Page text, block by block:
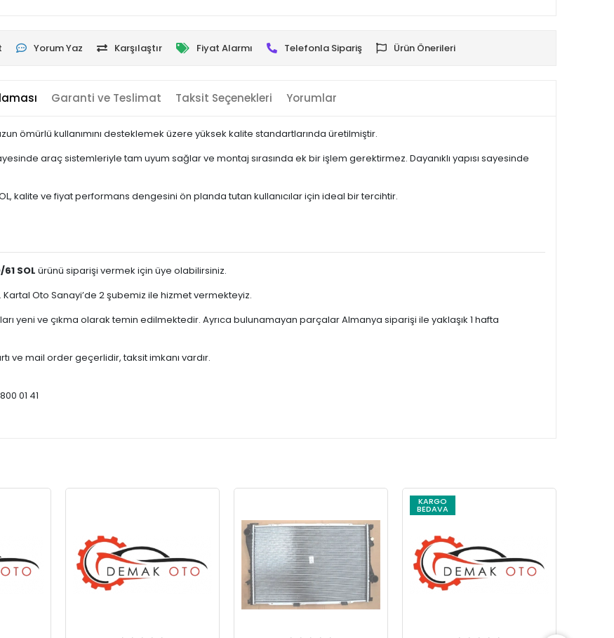
Yorum Yaz Karşılaştır Fiyat Alarmı Telefonla Sipariş Ürün Önerileri
Garanti ve Teslimat Taksit Seçenekleri Yorumlar
ömürlü kullanımını desteklemek üzere yüksek kalite standartlarında üretilmiştir.
araç sistemleriyle tam uyum sağlar ve montaj sırasında ek bir işlem gerektirmez. Dayanıklı yapısı sayesinde
kalite ve fiyat performans dengesini ön planda tutan kullanıcılar için ideal bir tercihtir.
SOL ürünü siparişi vermek için üye olabilirsiniz.
Oto Sanayi’de 2 şubemiz ile hizmet vermekteyiz.
yeni ve çıkma olarak temin edilmektedir. Ayrıca bulunamayan parçalar Almanya siparişi ile yaklaşık 1 hafta
ve mail order geçerlidir, taksit imkanı vardır.
01 41
KARGO
BEDAVA